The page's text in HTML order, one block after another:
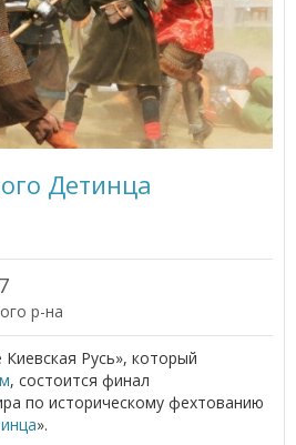
Детинца
р-на
Русь», который
, состоится финал
по историческому фехтованию
».